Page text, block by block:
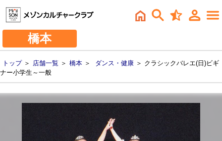
橋本
トップ＞ 店舗一覧 ＞ 橋本 ＞ ダンス・健康 ＞ クラシックバレエ(日)ビギ
ナー小学生～一般